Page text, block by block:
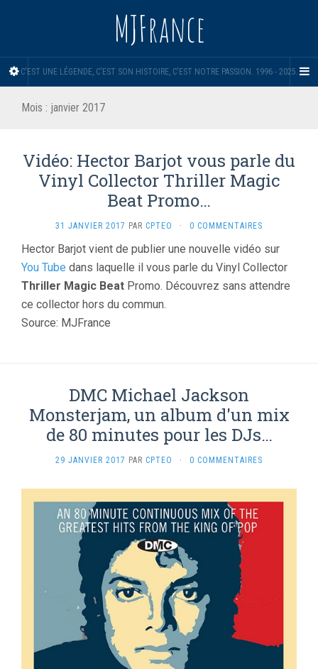
MJFrance
C'EST UNE LÉGENDE, C'EST SON HISTOIRE, C'EST NOTRE PASSION. 1996 - 2025.
Mois : janvier 2017
Vidéo: Hector Barjot vous parle du
Vinyl Collector Thriller Magic
Beat Promo…
31 JANVIER 2017 PAR CPTEO · 0 COMMENTAIRES
Hector Barjot vient de publier une nouvelle vidéo sur
You Tube dans laquelle il vous parle du Vinyl Collector
Thriller Magic Beat Promo. Découvrez sans attendre
ce collector hors du commun.
Source: MJFrance
DMC Michael Jackson
Monsterjam, un album d'un mix
de 80 minutes pour les DJs…
29 JANVIER 2017 PAR CPTEO · 0 COMMENTAIRES